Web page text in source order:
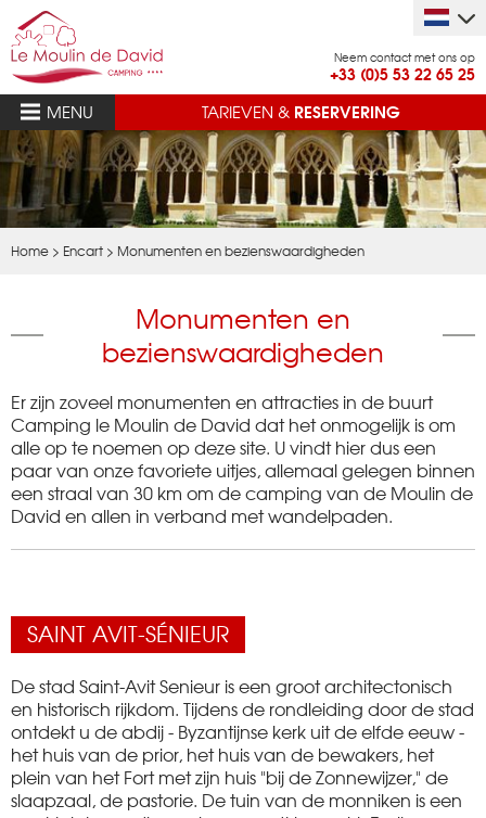
Neem contact met ons op
+33 (0)5 53 22 65 25
MENU
TARIEVEN & RESERVERING
Home > Encart > Monumenten en bezienswaardigheden
Monumenten en
bezienswaardigheden
Er zijn zoveel monumenten en attracties in de buurt
Camping le Moulin de David dat het onmogelijk is om
alle op te noemen op deze site. U vindt hier dus een
paar van onze favoriete uitjes, allemaal gelegen binnen
een straal van 30 km om de camping van de Moulin de
David en allen in verband met wandelpaden.
SAINT AVIT-SÉNIEUR
De stad Saint-Avit Senieur is een groot architectonisch
en historisch rijkdom. Tijdens de rondleiding door de stad
ontdekt u de abdij - Byzantijnse kerk uit de elfde eeuw -
het huis van de prior, het huis van de bewakers, het
plein van het Fort met zijn huis "bij de Zonnewijzer," de
slaapzaal, de pastorie. De tuin van de monniken is een